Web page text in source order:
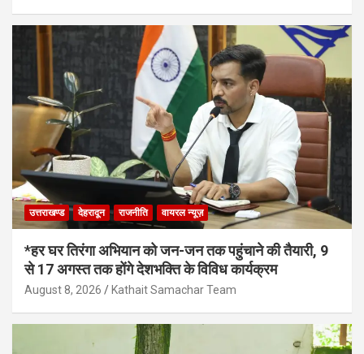
उत्तराखण्ड देहरादून राजनीति वायरल न्यूज़
*हर घर तिरंगा अभियान को जन-जन तक पहुंचाने की तैयारी, 9
से 17 अगस्त तक होंगे देशभक्ति के विविध कार्यक्रम
August 8, 2026 Kathait Samachar Team